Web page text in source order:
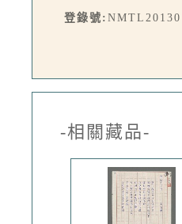
登錄號:
-相關藏品-